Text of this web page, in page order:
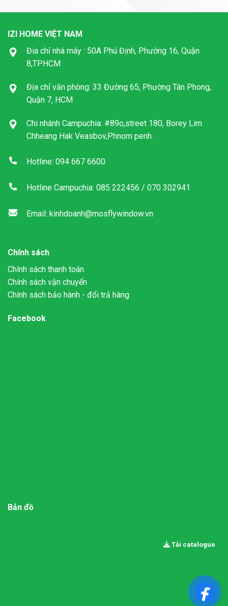
Tải catalogue
IZI HOME VIỆT NAM
Đia chỉ nhà máy : 50A Phú Định, Phường 16, Quận
8,TPHCM
Địa chỉ văn phòng: 33 Đường 65, Phường Tân Phong,
Quận 7, HCM
Chi nhánh Campuchia: #89o,street 180, Borey Lim
Chheang Hak Veasbov,Phnom penh.
Hotline: 094 667 6600
Hotline Campuchia: 085 222456 / 070 302941
Email: kinhdoanh@mosflywindow.vn
Chính sách
Chính sách thanh toán
Chính sách vận chuyển
Chính sách bảo hành - đổi trả hàng
Facebook
Bản đồ